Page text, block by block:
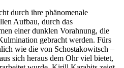
durch ihre phänomenale
Aufbau, durch das
einer dunklen Vorahnung, die
gebracht werden. Fürs
wie die von Schostakowitsch –
sich heraus dem Ohr viel bietet,